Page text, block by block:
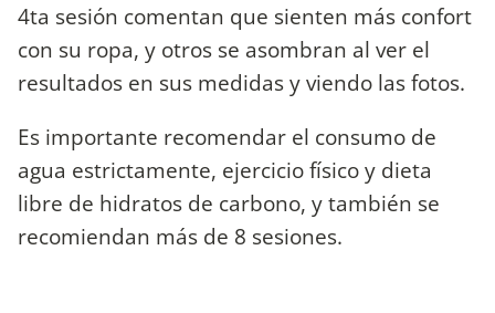
4ta sesión comentan que sienten más confort
con su ropa, y otros se asombran al ver el
resultados en sus medidas y viendo las fotos.
Es importante recomendar el consumo de
agua estrictamente, ejercicio físico y dieta
libre de hidratos de carbono, y también se
recomiendan más de 8 sesiones.